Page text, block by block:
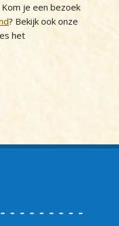
je een bezoek
? Bekijk ook onze
het